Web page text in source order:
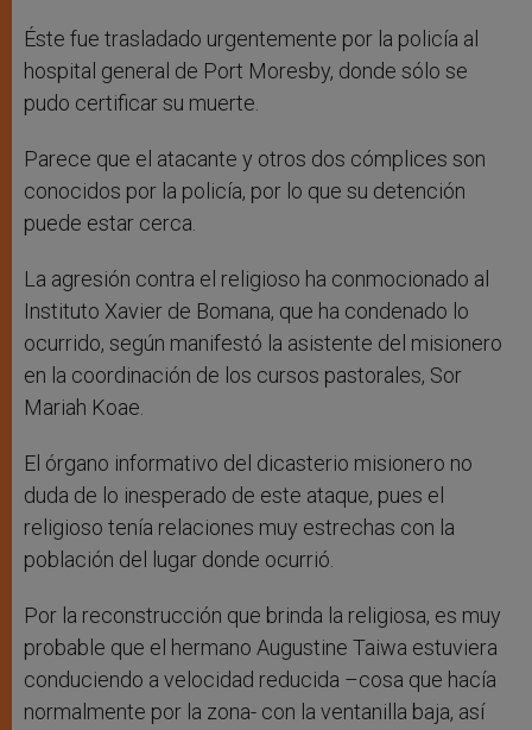
Éste fue trasladado urgentemente por la policía al
hospital general de Port Moresby, donde sólo se
pudo certificar su muerte.
Parece que el atacante y otros dos cómplices son
conocidos por la policía, por lo que su detención
puede estar cerca.
La agresión contra el religioso ha conmocionado al
Instituto Xavier de Bomana, que ha condenado lo
ocurrido, según manifestó la asistente del misionero
en la coordinación de los cursos pastorales, Sor
Mariah Koae.
El órgano informativo del dicasterio misionero no
duda de lo inesperado de este ataque, pues el
religioso tenía relaciones muy estrechas con la
población del lugar donde ocurrió.
Por la reconstrucción que brinda la religiosa, es muy
probable que el hermano Augustine Taiwa estuviera
conduciendo a velocidad reducida –cosa que hacía
normalmente por la zona- con la ventanilla baja, así